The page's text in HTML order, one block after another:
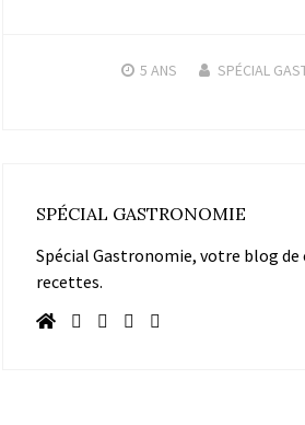
5 ANS SPÉCIAL
SPÉCIAL GASTRONOMIE
Spécial Gastronomie, votre blog de
recettes.